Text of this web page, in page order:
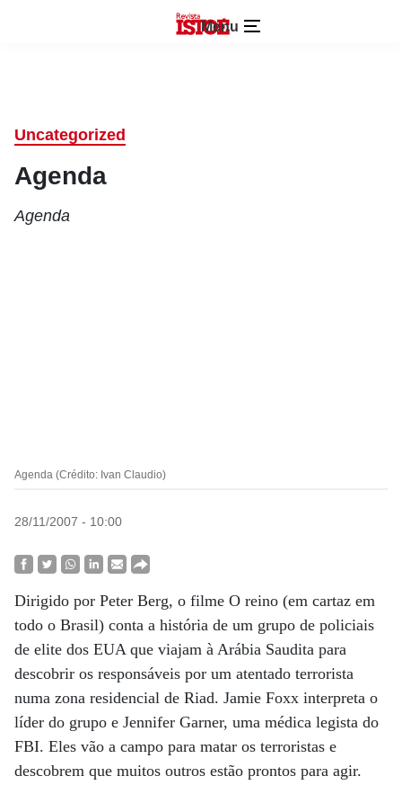
Menu
Uncategorized
Agenda
Agenda
Agenda (Crédito: Ivan Claudio)
28/11/2007 - 10:00
Dirigido por Peter Berg, o filme O reino (em cartaz em
todo o Brasil) conta a história de um grupo de policiais
de elite dos EUA que viajam à Arábia Saudita para
descobrir os responsáveis por um atentado terrorista
numa zona residencial de Riad. Jamie Foxx interpreta o
líder do grupo e Jennifer Garner, uma médica legista do
FBI. Eles vão a campo para matar os terroristas e
descobrem que muitos outros estão prontos para agir.